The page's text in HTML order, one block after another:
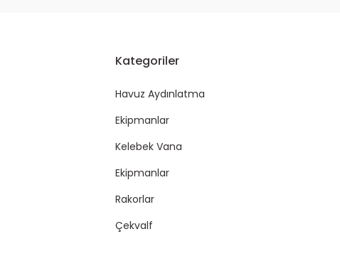
Kategoriler
Havuz Aydınlatma
Ekipmanlar
Kelebek Vana
Ekipmanlar
Rakorlar
Çekvalf